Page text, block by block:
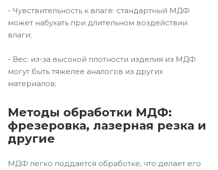
- Чувствительность к влаге: стандартный МДФ
может набухать при длительном воздействии
влаги;
- Вес: из-за высокой плотности изделия из МДФ
могут быть тяжелее аналогов из других
материалов;
Методы обработки МДФ:
фрезеровка, лазерная резка и
другие
МДФ легко поддается обработке, что делает его